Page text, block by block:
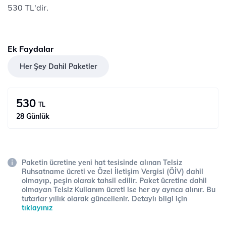
530 TL'dir.
Ek Faydalar
Her Şey Dahil Paketler
530 TL
28 Günlük
Paketin ücretine yeni hat tesisinde alınan Telsiz
Ruhsatname ücreti ve Özel İletişim Vergisi (ÖİV) dahil
olmayıp, peşin olarak tahsil edilir. Paket ücretine dahil
olmayan Telsiz Kullanım ücreti ise her ay ayrıca alınır. Bu
tutarlar yıllık olarak güncellenir. Detaylı bilgi için
tıklayınız